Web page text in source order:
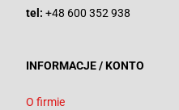
tel: +48 600 352 938
INFORMACJE / KONTO
O firmie